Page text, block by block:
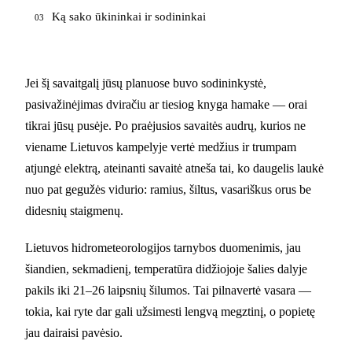
03 Ką sako ūkininkai ir sodininkai
Jei šį savaitgalį jūsų planuose buvo sodininkystė,
pasivažinėjimas dviračiu ar tiesiog knyga hamake — orai
tikrai jūsų pusėje. Po praėjusios savaitės audrų, kurios ne
viename Lietuvos kampelyje vertė medžius ir trumpam
atjungė elektrą, ateinanti savaitė atneša tai, ko daugelis laukė
nuo pat gegužės vidurio: ramius, šiltus, vasariškus orus be
didesnių staigmenų.
Lietuvos hidrometeorologijos tarnybos duomenimis, jau
šiandien, sekmadienį, temperatūra didžiojoje šalies dalyje
pakils iki 21–26 laipsnių šilumos. Tai pilnavertė vasara —
tokia, kai ryte dar gali užsimesti lengvą megztinį, o popietę
jau dairaisi pavėsio.